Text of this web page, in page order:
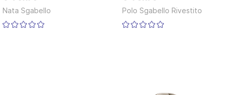
Nata Sgabello Polo Sgabello Rivestito